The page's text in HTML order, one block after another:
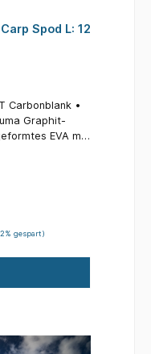
Spod L: 12
Carbonblank •
Graphit-
EVA mit
gespart)